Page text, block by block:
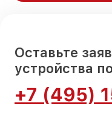
Оставьте
устройства
+7 (495)